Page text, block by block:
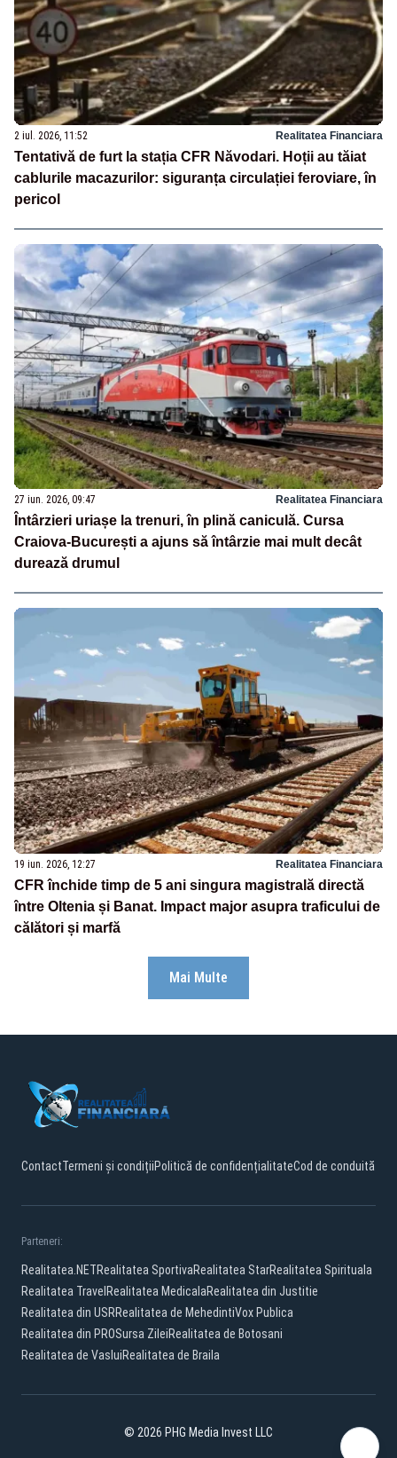
2 iul. 2026, 11:52 Realitatea Financiara
Tentativă de furt la stația CFR Năvodari. Hoții au tăiat
cablurile macazurilor: siguranța circulației feroviare, în
pericol
27 iun. 2026, 09:47 Realitatea Financiara
Întârzieri uriașe la trenuri, în plină caniculă. Cursa
Craiova-București a ajuns să întârzie mai mult decât
durează drumul
19 iun. 2026, 12:27 Realitatea Financiara
CFR închide timp de 5 ani singura magistrală directă
între Oltenia și Banat. Impact major asupra traficului de
călători și marfă
Mai Multe
ContactTermeni și condițiiPolitică de confidențialitateCod de conduită
Parteneri:
Realitatea.NETRealitatea SportivaRealitatea StarRealitatea Spirituala
Realitatea Travel Realitatea MedicalaRealitatea din Justitie
Realitatea din USRRealitatea de MehedintiVox Publica
Realitatea din PROSursa ZileiRealitatea de Botosani
Realitatea de VasluiRealitatea de Braila
© 2026 PHG Media Invest LLC